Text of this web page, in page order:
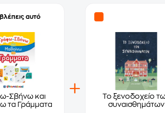
αυτό
Σβήνω και
τα Γράμματα
Το ξενοδοχείο
συναισθημάτων